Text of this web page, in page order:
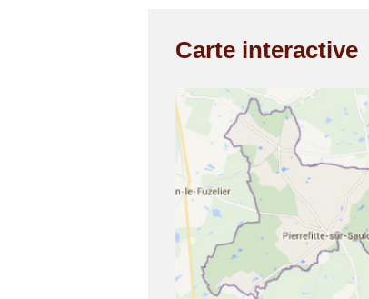
Carte interactive